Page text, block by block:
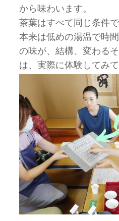
から味わいます。
茶葉はすべて同じ条件
本来は低めの湯温で時
の味が、結構、変わる
は、実際に体験してみて